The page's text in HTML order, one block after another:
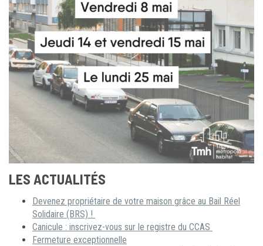
LES ACTUALITÉS
Devenez propriétaire de votre maison grâce au Bail Réel
Solidaire (BRS) !
Canicule : inscrivez-vous sur le registre du CCAS
Fermeture exceptionnelle